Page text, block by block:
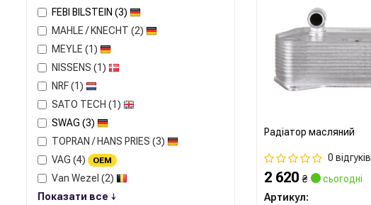
FEBI BILSTEIN (3)
MAHLE / KNECHT (2)
MEYLE (1)
NISSENS (1)
NRF(1)
SATO TECH (1)
SWAG (3)
TOPRAN / HANS PRIES (3)
VAG (4) OEM
Van Wezel (2)
Показати все ↓
Радіатор масляний
0 відгуків
2 620 ₴
сьогодні
Артикул: